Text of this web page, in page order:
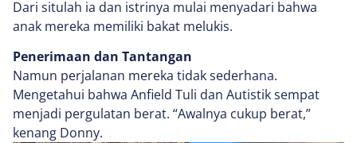
Dari situlah ia dan istrinya mulai menyadari bahwa
anak mereka memiliki bakat melukis.
Penerimaan dan Tantangan
Namun perjalanan mereka tidak sederhana.
Mengetahui bahwa Anfield Tuli dan Autistik sempat
menjadi pergulatan berat. “Awalnya cukup berat,”
kenang Donny.